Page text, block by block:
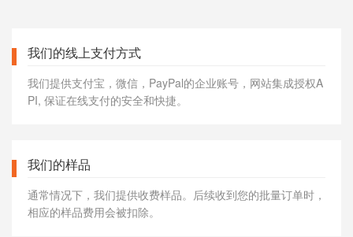
我们的线上支付方式
我们提供支付宝，微信，PayPal的企业账号，网站集成授权A
PI, 保证在线支付的安全和快捷。
我们的样品
通常情况下，我们提供收费样品。后续收到您的批量订单时，
相应的样品费用会被扣除。